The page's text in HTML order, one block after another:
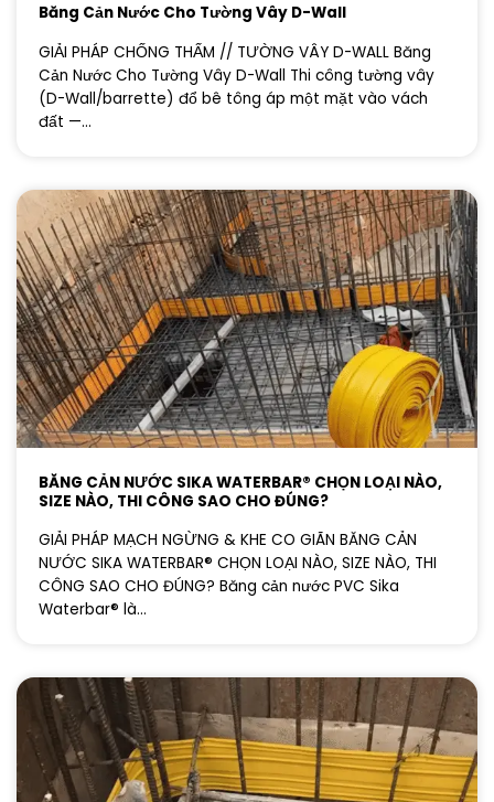
Băng Cản Nước Cho Tường Vây D-Wall
GIẢI PHÁP CHỐNG THẤM // TƯỜNG VÂY D-WALL Băng
Cản Nước Cho Tường Vây D-Wall Thi công tường vây
(D-Wall/barrette) đổ bê tông áp một mặt vào vách
đất —...
BĂNG CẢN NƯỚC SIKA WATERBAR® CHỌN LOẠI NÀO,
SIZE NÀO, THI CÔNG SAO CHO ĐÚNG?
GIẢI PHÁP MẠCH NGỪNG & KHE CO GIÃN BĂNG CẢN
NƯỚC SIKA WATERBAR® CHỌN LOẠI NÀO, SIZE NÀO, THI
CÔNG SAO CHO ĐÚNG? Băng cản nước PVC Sika
Waterbar® là...